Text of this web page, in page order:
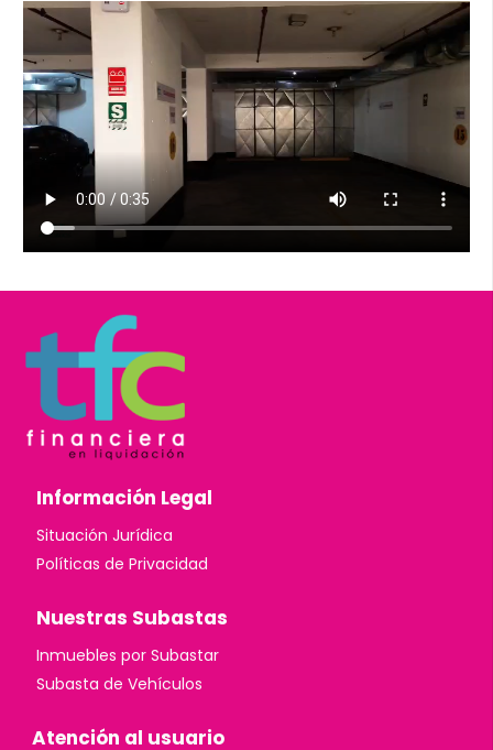
Información Legal
Situación Jurídica
Políticas de Privacidad
Nuestras Subastas
Inmuebles por Subastar
Subasta de Vehículos
Atención al usuario